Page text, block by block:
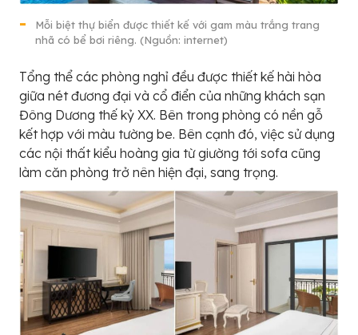
Mỗi biệt thự biển được thiết kế với gam màu trắng trang
nhã có bể bơi riêng. (Nguồn: internet)
Tổng thể các phòng nghỉ đều được thiết kế hài hòa
giữa nét đương đại và cổ điển của những khách sạn
Đông Dương thế kỷ XX. Bên trong phòng có nền gỗ
kết hợp với màu tường be. Bên cạnh đó, việc sử dụng
các nội thất kiểu hoàng gia từ giường tới sofa cũng
làm căn phòng trở nên hiện đại, sang trọng.